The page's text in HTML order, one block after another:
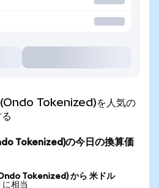
Tokenized)を人気の
Tokenized)の今日の換算価
Tokenized) から 米ドル
相当